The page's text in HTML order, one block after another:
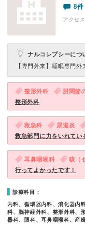
8件
アクセ
ナルコレプシーにつ
【専門外来】 睡眠専門外
整形外科 肘関節
整形外科
救急科 尿道炎
救急部門に力をいれてい
耳鼻咽喉科 咳（
行ってよかったです！
診療科目：
内科、循環器内科、消化器内
科、脳神経外科、整形外科、
器科、眼科、耳鼻咽喉科、産